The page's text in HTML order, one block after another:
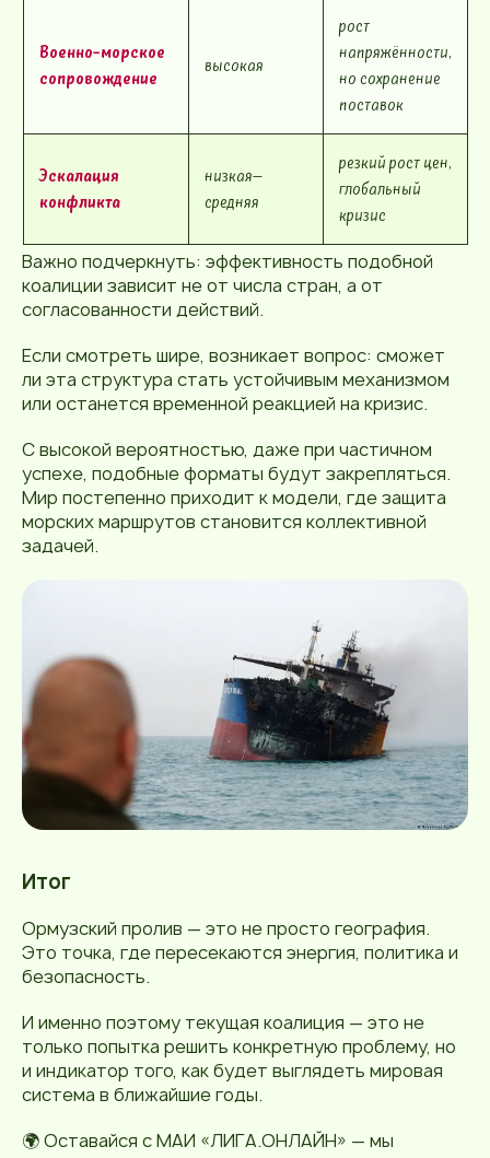
Военно-морское
сопровождение
высокая
рост
напряжённости,
но сохранение
поставок
Эскалация
конфликта
низкая–
средняя
резкий рост цен,
глобальный
кризис
Важно подчеркнуть: эффективность подобной
коалиции зависит не от числа стран, а от
согласованности действий.
Если смотреть шире, возникает вопрос: сможет
ли эта структура стать устойчивым механизмом
или останется временной реакцией на кризис.
С высокой вероятностью, даже при частичном
успехе, подобные форматы будут закрепляться.
Мир постепенно приходит к модели, где защита
морских маршрутов становится коллективной
задачей.
Итог
Ормузский пролив — это не просто география.
Это точка, где пересекаются энергия, политика и
безопасность.
И именно поэтому текущая коалиция — это не
только попытка решить конкретную проблему, но
и индикатор того, как будет выглядеть мировая
система в ближайшие годы.
🌍 Оставайся с МАИ «ЛИГА.ОНЛАЙН» — мы